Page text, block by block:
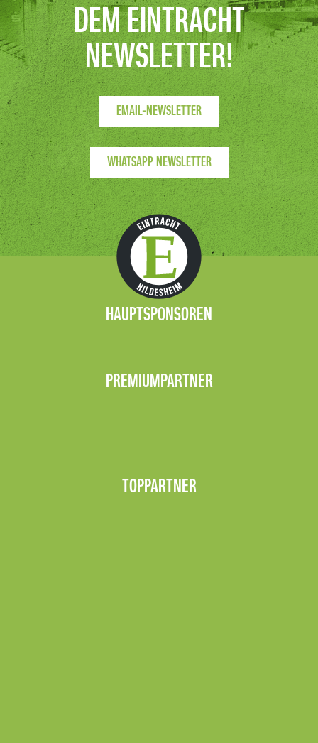
DEM EINTRACHT
NEWSLETTER!
EMAIL-NEWSLETTER
WHATSAPP NEWSLETTER
HAUPTSPONSOREN
PREMIUMPARTNER
TOPPARTNER